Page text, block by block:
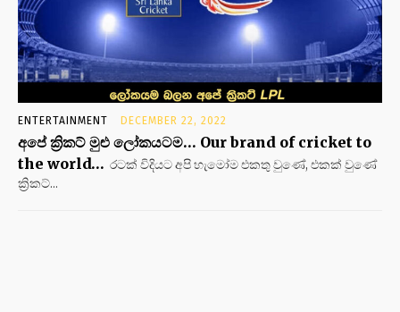
ENTERTAINMENT DECEMBER 22, 2022
අපේ ක්‍රිකට් මුළු ලෝකයටම… Our brand of cricket to
the world… රටක් විදියට අපි හැමෝම එකතු වුණේ, එකක් වුණේ
ක්‍රිකට්...